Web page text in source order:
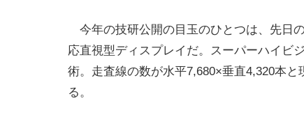
今年の技研公開の目玉のひとつは、先日
応直視型ディスプレイだ。スーパーハイビ
術。走査線の数が水平7,680×垂直4,320本
る。